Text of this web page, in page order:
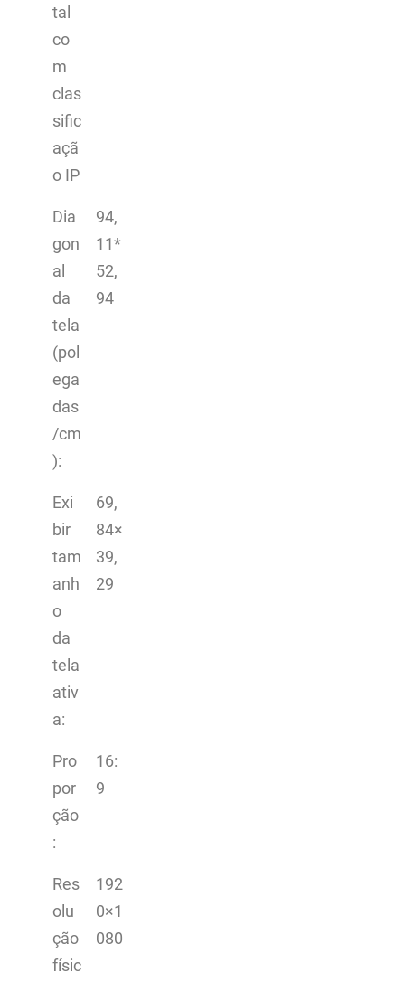
tal
co
m
clas
sific
açã
o IP
Dia
gon
al
da
tela
(pol
ega
das
/cm
):
94,
11*
52,
94
Exi
bir
tam
anh
o
da
tela
ativ
a:
69,
84×
39,
29
Pro
por
ção
:
16:
9
Res
olu
ção
físic
192
0×1
080